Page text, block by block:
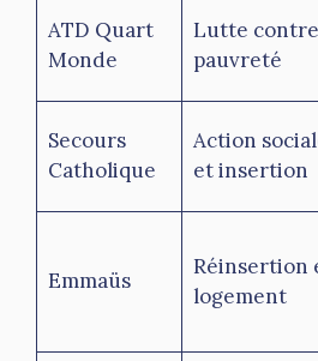
ATD Quart
Monde
Lutte
pauvreté
Secours
Catholique
Action
et insertion
Emmaüs
Réinsertion
logement